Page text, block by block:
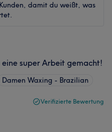
damit du weißt, was
super Arbeit gemacht!
Damen Waxing - Brazilian
Verifizierte Bewertung